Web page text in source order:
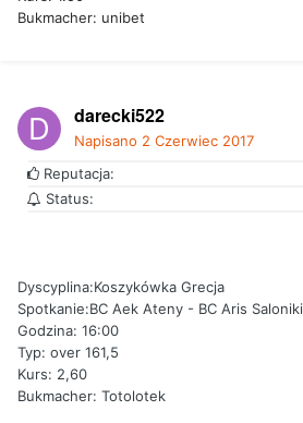
Bukmacher: unibet
darecki522
Napisano 2 Czerwiec 2017
Reputacja:
Status:
Dyscyplina:Koszykówka Grecja
Spotkanie:BC Aek Ateny - BC Aris Saloniki
Godzina: 16:00
Typ: over 161,5
Kurs: 2,60
Bukmacher: Totolotek